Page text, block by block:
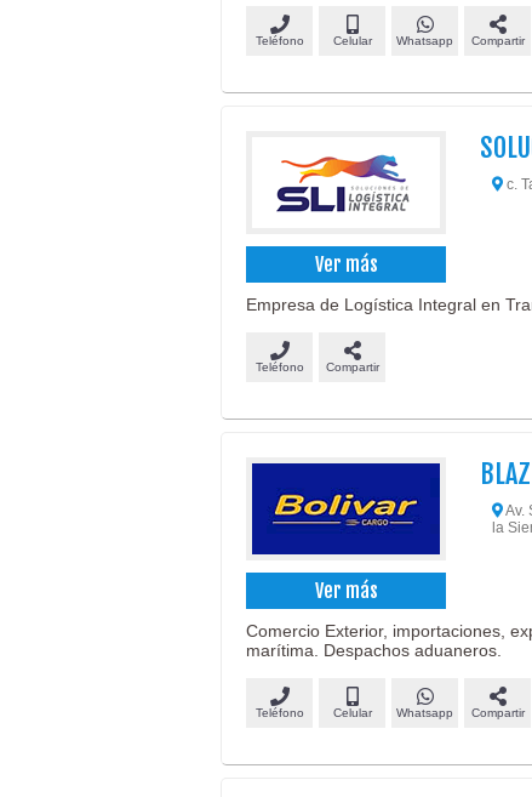
Teléfono Celular Whatsapp Compartir
Ver más
c.
Empresa de Logística Integral en
Teléfono Compartir
Ver más
Av.
la
Comercio Exterior, importaciones,
marítima. Despachos aduaneros.
Teléfono Celular Whatsapp Compartir